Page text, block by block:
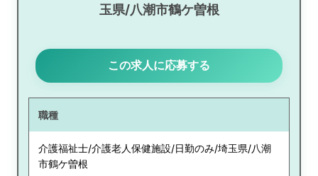
玉県/八潮市鶴ケ曽根
この求人に応募する
職種
介護福祉士/介護老人保健施設/日勤のみ/埼玉県/八潮
市鶴ケ曽根